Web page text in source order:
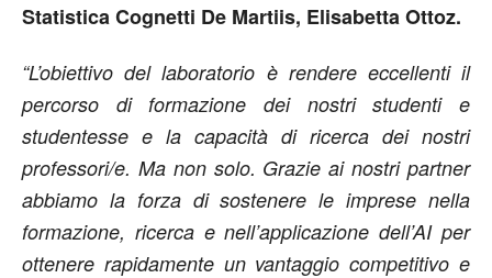
Statistica Cognetti De Martiis, Elisabetta Ottoz.
“L’obiettivo del laboratorio è rendere eccellenti il
percorso di formazione dei nostri studenti e
studentesse e la capacità di ricerca dei nostri
professori/e. Ma non solo. Grazie ai nostri partner
abbiamo la forza di sostenere le imprese nella
formazione, ricerca e nell’applicazione dell’AI per
ottenere rapidamente un vantaggio competitivo e